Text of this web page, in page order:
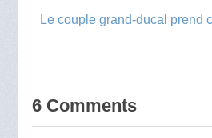
Le couple grand-ducal prend
6 Comments